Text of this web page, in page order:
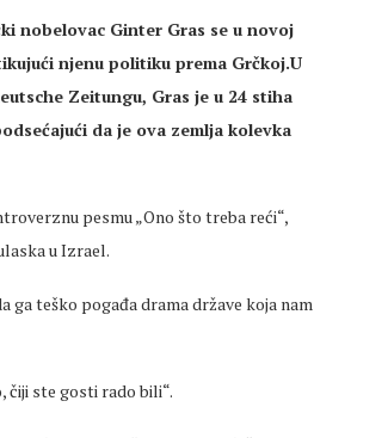
nobelovac Ginter Gras se u novoj
njenu politiku prema Grčkoj.U
Zeitungu, Gras je u 24 stiha
da je ova zemlja kolevka
pesmu „Ono što treba reći“,
u Izrael.
ga teško pogađa drama države koja nam
čiji ste gosti rado bili“.